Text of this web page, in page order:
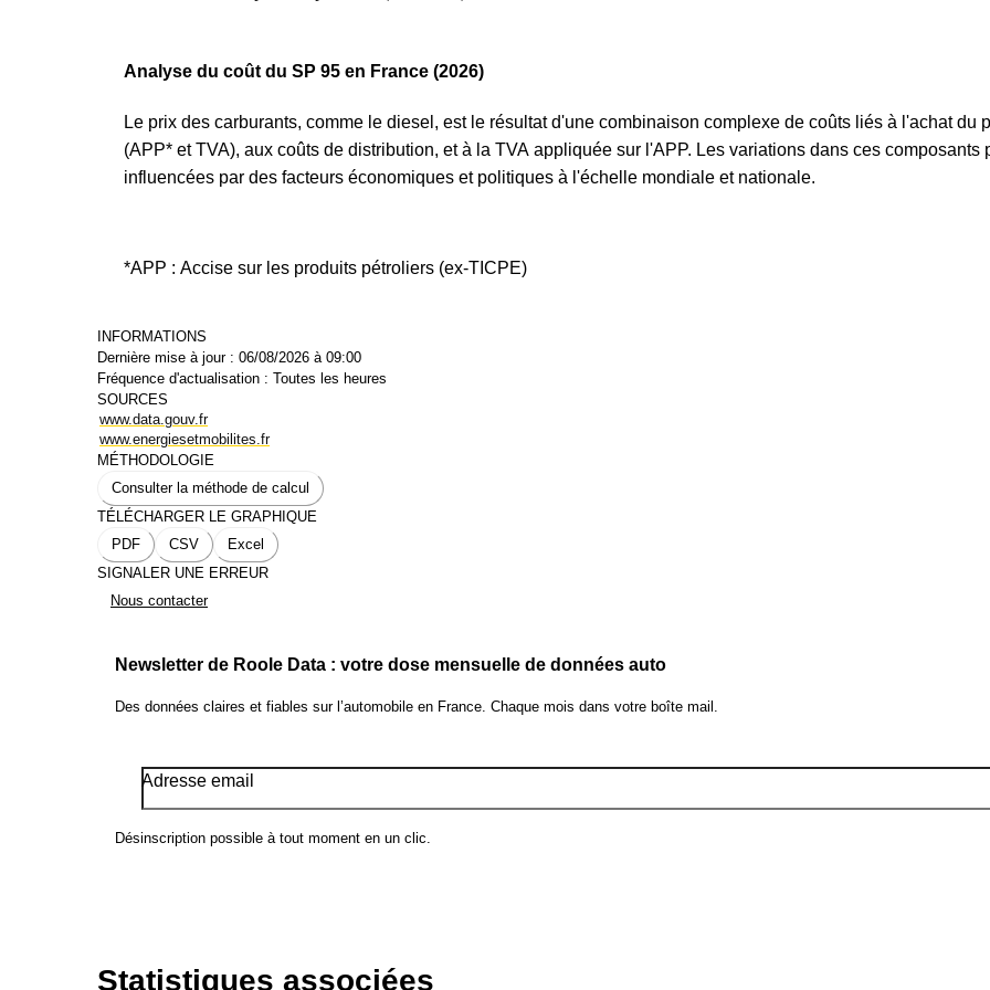
Analyse du coût du SP 95 en France (2026)
Le prix des carburants, comme le diesel, est le résultat d'une combinaison complexe de coûts liés à l'achat du
(APP* et TVA), aux coûts de distribution, et à la TVA appliquée sur l'APP. Les variations dans ces
influencées par des facteurs économiques et politiques à l'échelle mondiale et nationale.
*APP : Accise sur les produits pétroliers (ex-TICPE)
INFORMATIONS
Dernière mise à jour : 06/08/2026 à 09:00
Fréquence d'actualisation : Toutes les heures
SOURCES
www.data.gouv.fr
www.energiesetmobilites.fr
MÉTHODOLOGIE
Consulter la méthode de calcul
TÉLÉCHARGER LE GRAPHIQUE
PDF
CSV
Excel
SIGNALER UNE ERREUR
Nous contacter
Newsletter de Roole Data : votre dose mensuelle de données auto
Des données claires et fiables sur l’automobile en France. Chaque mois dans votre boîte mail.
Adresse email
Désinscription possible à tout moment en un clic.
Statistiques associées